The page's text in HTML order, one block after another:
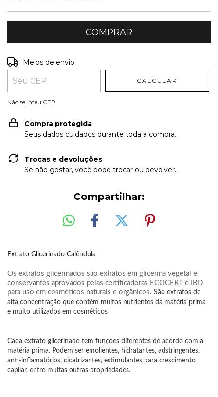
Entregas para o CEP:
Meios de envio
CALCULAR
Não sei meu CEP
Compra protegida
Seus dados cuidados durante toda a compra.
Trocas e devoluções
Se não gostar, você pode trocar ou devolver.
Compartilhar:
Extrato Glicerinado Calêndula
Os extratos glicerinados são extratos em glicerina vegetal e
conservantes aprovados pelas certificadoras ECOCERT e IBD
para uso em cosméticos naturais e orgânicos. São extratos de
alta concentração que contém muitos nutrientes da matéria prima
e muito utilizados em cosméticos
Cada extrato glicerinado tem funções diferentes de acordo com a
matéria prima. Podem ser emolientes, hidratantes, adstringentes,
anti-inflamatórios, cicatrizantes, estimulantes para crescimento
capilar, entre muitas outras propriedades.